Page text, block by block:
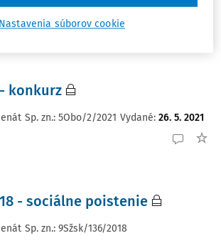
konkurz
Sp. zn.: 5Obo/2/2021 Vydané: 26. 5. 2021
- sociálne poistenie
Sp. zn.: 9Sžsk/136/2018
Nastavenia súborov cookie